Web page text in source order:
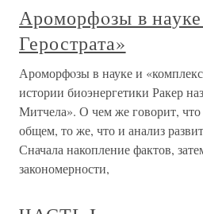
Ароморфoзы в
Герострата»
Ароморфoзы в науке и
истории биоэнергетики Ракер
Митчела». О чем же говорит, что
общем, то же, что и анализ
Сначала накопление фактов,
закономерности,